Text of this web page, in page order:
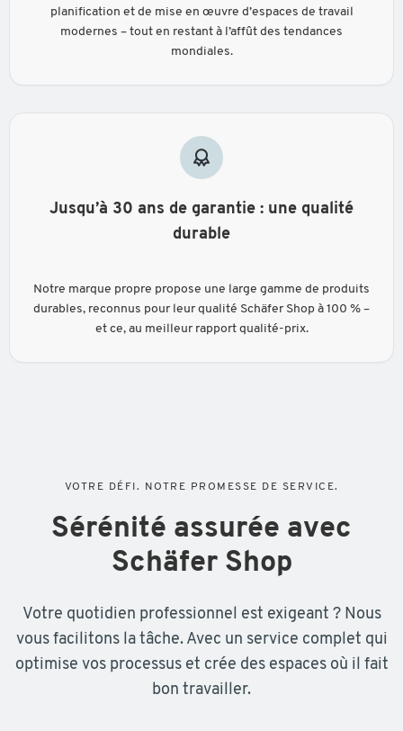
planification et de mise en œuvre d’espaces de travail
modernes – tout en restant à l’affût des tendances
mondiales.
Jusqu’à 30 ans de garantie : une qualité
durable
Notre marque propre propose une large gamme de produits
durables, reconnus pour leur qualité Schäfer Shop à 100 % –
et ce, au meilleur rapport qualité-prix.
VOTRE DÉFI. NOTRE PROMESSE DE SERVICE.
Sérénité assurée avec
Schäfer Shop
Votre quotidien professionnel est exigeant ? Nous
vous facilitons la tâche. Avec un service complet qui
optimise vos processus et crée des espaces où il fait
bon travailler.